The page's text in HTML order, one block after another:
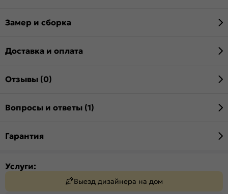
Замер и сборка
Доставка и оплата
Отзывы (0)
Вопросы и ответы (1)
Гарантия
Услуги:
Выезд дизайнера на дом